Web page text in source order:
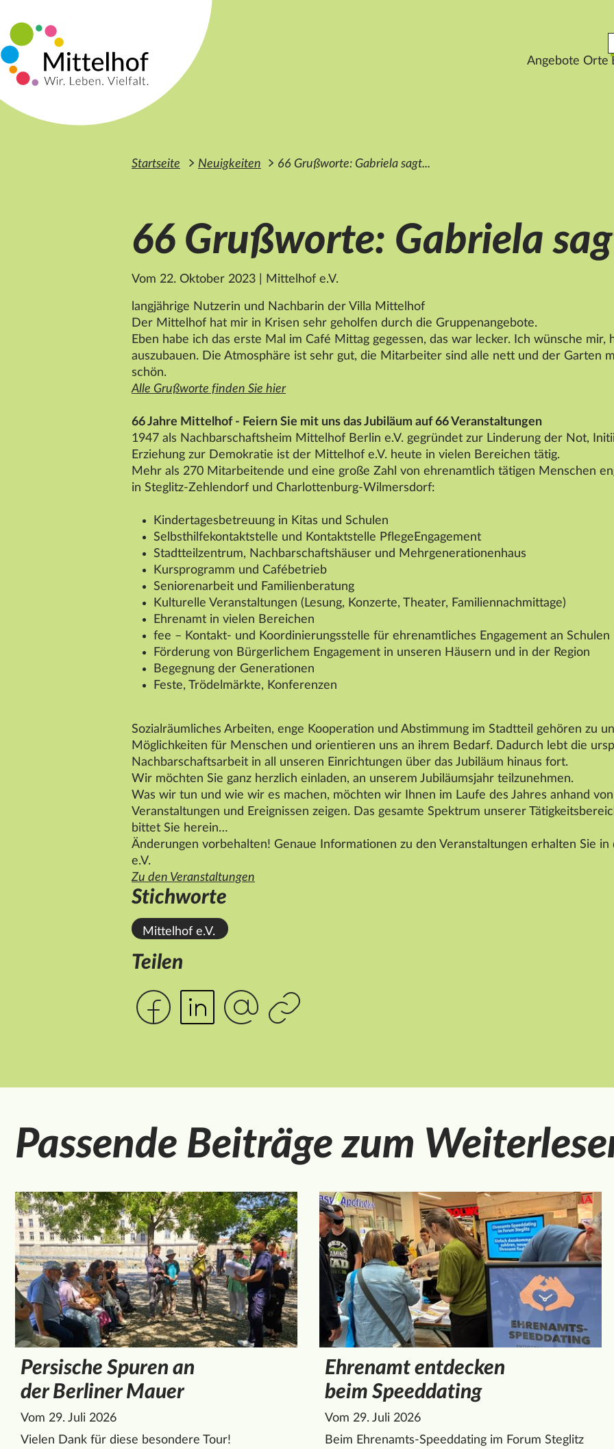
Angebote Orte
Startseite Neuigkeiten 66 Grußworte: Gabriela sagt...
66 Grußworte: Gabriela
Vom 22. Oktober 2023 Mittelhof e.V.
langjährige Nutzerin und Nachbarin der Villa Mittelhof
Der Mittelhof hat mir in Krisen sehr geholfen durch die Gruppenangebote.
Eben habe ich das erste Mal im Café Mittag gegessen, das war lecker. Ich wünsche mir,
auszubauen. Die Atmosphäre ist sehr gut, die Mitarbeiter sind alle nett und der Garten
schön.
Alle Grußworte finden Sie hier
66 Jahre Mittelhof- Feiern Sie mit uns das Jubiläum auf 66 Veranstaltungen
1947 als Nachbarschaftsheim Mittelhof Berlin e.V. gegründet zur Linderung der Not,
Erziehung zur Demokratie ist der Mittelhof e.V. heute in vielen Bereichen tätig.
Mehr als 270 Mitarbeitende und eine große Zahl von ehrenamtlich tätigen Menschen
in Steglitz-Zehlendorf und Charlottenburg-Wilmersdorf:
Kindertagesbetreuung in Kitas und Schulen
Selbsthilfekontaktstelle und Kontaktstelle PflegeEngagement
Stadtteilzentrum, Nachbarschaftshäuser und Mehrgenerationenhaus
Kursprogramm und Cafébetrieb
Seniorenarbeit und Familienberatung
Kulturelle Veranstaltungen (Lesung, Konzerte, Theater, Familiennachmittage)
Ehrenamt in vielen Bereichen
fee – Kontakt- und Koordinierungsstelle für ehrenamtliches Engagement an Schulen
Förderung von Bürgerlichem Engagement in unseren Häusern und in der Region
Begegnung der Generationen
Feste, Trödelmärkte, Konferenzen
Sozialräumliches Arbeiten, enge Kooperation und Abstimmung im Stadtteil gehören zu
Möglichkeiten für Menschen und orientieren uns an ihrem Bedarf. Dadurch lebt die
Nachbarschaftsarbeit in all unseren Einrichtungen über das Jubiläum hinaus fort.
Wir möchten Sie ganz herzlich einladen, an unserem Jubiläumsjahr teilzunehmen.
Was wir tun und wie wir es machen, möchten wir Ihnen im Laufe des Jahres anhand
Veranstaltungen und Ereignissen zeigen. Das gesamte Spektrum unserer
bittet Sie herein…
Änderungen vorbehalten! Genaue Informationen zu den Veranstaltungen erhalten Sie in
e.V.
Zu den Veranstaltungen
Stichworte
Mittelhof e.V.
Teilen
Passende Beiträge zum
Persische Spuren an
der Berliner Mauer
Vom 29. Juli 2026
Vielen Dank für diese besondere Tour!
Ehrenamt entdecken
beim Speeddating
Vom 29. Juli 2026
Beim Ehrenamts-Speeddating im Forum Steglitz